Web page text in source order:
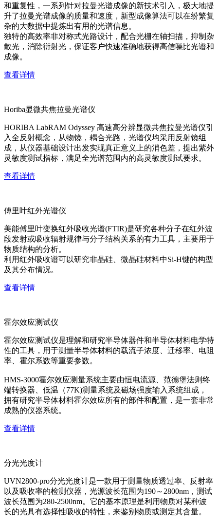
和重复性，一系列针对拉曼光谱成像的新技术引入，极大地提
升了拉曼光谱成像的质量和速度，新型成像算法可以在纷繁复
杂的大数据中提炼出有用的光谱信息。
独特的高效率非对称式光路设计，配合光栅在轴扫描，抑制杂
散光，消除衍射光，保证客户快速准确地获得高信噪比光谱和
成像。
查看详情
Horiba显微共焦拉曼光谱仪
HORIBA LabRAM Odyssey 高速高分辨显微共焦拉曼光谱仪引
入全反射概念，从物镜，耦合光路，光谱仪均采用反射镜组
成，从仪器基础设计出发实现真正意义上的消色差，提出紫外
灵敏度测试指标，满足全光谱范围内的高灵敏度测试要求。
查看详情
傅里叶红外光谱仪
美能傅里叶变换红外吸收光谱(FTIR)是研究各种分子在红外波
段发射或吸收辐射规律与分子结构关系的有力工具，主要用于
物质结构的分析。
利用红外吸收谱可以研究非晶硅、微晶硅材料中Si-H键的构型
及其分布情况。
查看详情
霍尔效应测试仪
霍尔效应测试仪是理解和研究半导体器件和半导体材料电学特
性的工具，用于测量半导体材料的载流子浓度、迁移率、电阻
率、霍尔系数等重要参数。
HMS-3000霍尔效应测量系统主要由恒电流源、范德堡法则终
端转换器、低温（77K)测量系统及磁场强度输入系统组成，
拥有研究半导体材料霍尔效应所有的部件和配置，是一套非常
成熟的仪器系统。
查看详情
分光光度计
UVN2800-pro分光光度计是一款用于测量物质透过率、反射率
以及吸收率的检测仪器，光源波长范围为190～2800nm，测试
波长范围为280-2500nm。它的基本原理是利用物质对某种波
长的光具有选择性吸收的特性，来鉴别物质或测定其含量。